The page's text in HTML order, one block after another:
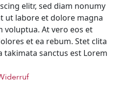
elitr, sed diam nonumy
ut labore et dolore magna
voluptua. At vero eos et
et ea rebum. Stet clita
takimata sanctus est Lorem